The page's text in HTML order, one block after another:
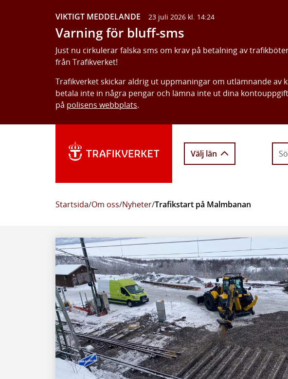
VIKTIGT MEDDELANDE 23 juli 2026 kl. 14:24
Varning för bluff-sms
Just nu cirkulerar falska sms om krav på betalning av
från Trafikverket!
Trafikverket skickar aldrig ut uppmaningar om utlämnande av
betala inte in några pengar och lämna inte ut dina
på polisens webbplats.
Välj län
Startsida/Om oss/Nyheter/Trafikstart på Malmbanan